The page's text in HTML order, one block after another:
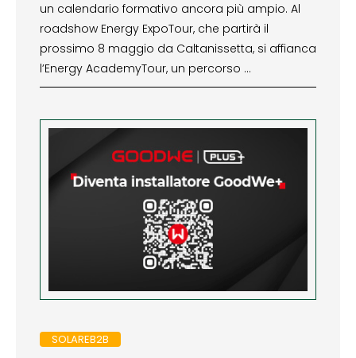
un calendario formativo ancora più ampio. Al
roadshow Energy ExpoTour, che partirà il
prossimo 8 maggio da Caltanissetta, si affianca
l’Energy AcademyTour, un percorso …
SOLAREB2B